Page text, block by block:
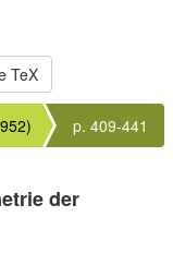
p. 409-441
der